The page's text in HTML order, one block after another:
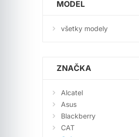
MODEL
všetky modely
ZNAČKA
Alcatel
Asus
Blackberry
CAT